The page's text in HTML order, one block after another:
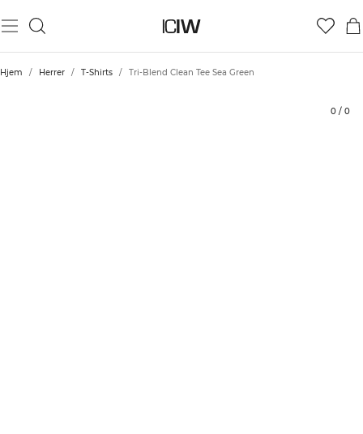
Hjem / Herrer / T-Shirts / Tri-Blend Clean Tee Sea Green
0 / 0